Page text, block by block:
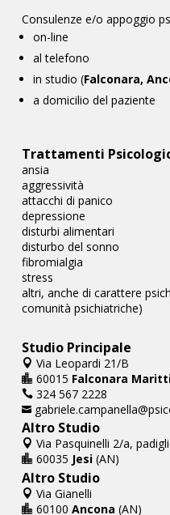
Consulenze e/o appoggio
on-line
al telefono
in studio (Falconara,
a domicilio del paziente
Trattamenti
ansia
aggressività
attacchi di panico
depressione
disturbi alimentari
disturbo del sonno
fibromialgia
stress
altri, anche di carattere
comunità psichiatriche)
Studio Principale
 Via Leopardi 21/B
 60015 Falconara
324 567 2228

Altro Studio
 Via Pasquinelli 2/a,
 60035 Jesi(AN)
Altro Studio
 Via Gianelli
 60100 Ancona (AN)